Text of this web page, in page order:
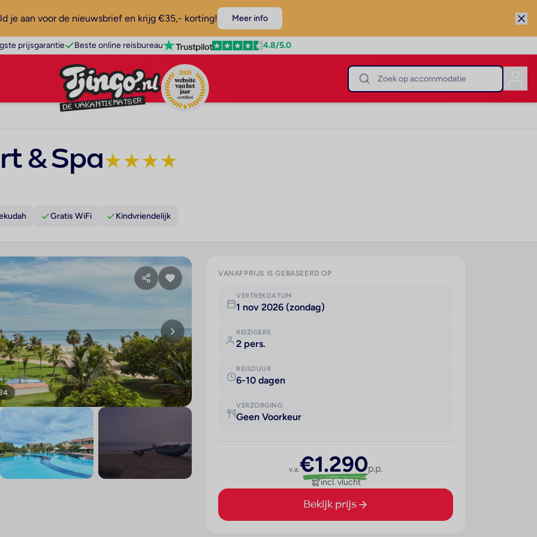
je aan voor de nieuwsbrief en krijg €35,- korting! Meer info
prijsgarantie Beste online reisbureau 4.8/5.0
& Spa★★★★
Gratis WiFi Kindvriendelijk
VANAFPRIJS IS GEBASEERD OP
VERTREKDATUM
1 nov 2026 (zondag)
REIZIGERS
2 pers.
REISDUUR
6-10 dagen
VERZORGING
Geen Voorkeur
v.a.€1.290p.p.
incl. vlucht
Bekijk prijs